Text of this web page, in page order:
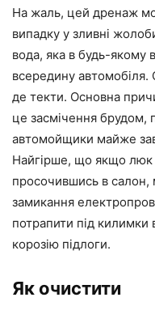
На жаль, цей дренаж
випадку у зливні
вода, яка в будь-якому
всередину автомобіля.
де текти. Основна
це засмічення брудом,
автомойщики майже
Найгірше, що якщо люк
просочившись в салон,
замикання
потрапити під килимки
корозію підлоги.
Як очистити